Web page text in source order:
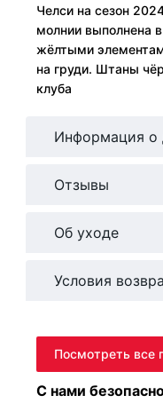
Челси на сезон
молнии выполнена
жёлтыми
на груди. Штаны
клуба
Информация о
Отзывы
Об уходе
Условия
Посмотреть все
С нами